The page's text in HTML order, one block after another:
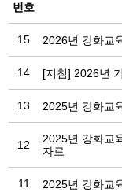
번호
15 2026년 강화교
14 [지침] 2026년
13 2025년 강화교
12
2025년 강화교
자료
11 2025년 강화교